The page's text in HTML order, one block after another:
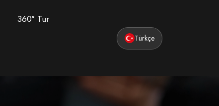
360° Tur
Türkçe